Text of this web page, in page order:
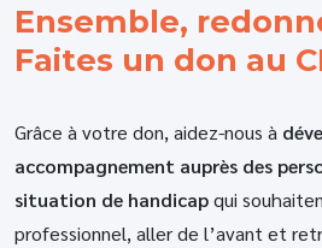
Ensemble,
Faites un don au
Grâce à votre don, aidez-nous à
accompagnement auprès des
situation de handicapqui
professionnel, aller de l’avant et